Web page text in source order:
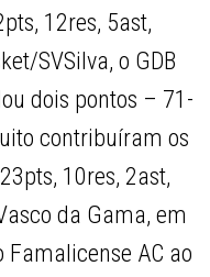
12res, 5ast,
SVSilva, o GDB
dois pontos – 71-
contribuíram os
10res, 2ast,
da Gama, em
Famalicense AC ao